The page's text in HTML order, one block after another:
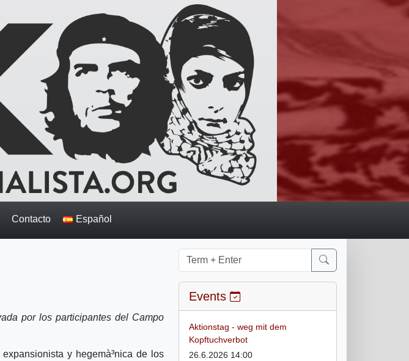
Contacto Español
por los participantes del Campo
y hegemà³nica de los
Events
Aktionstag - weg mit dem
Kopftuchverbot
26.6.2026 14:00